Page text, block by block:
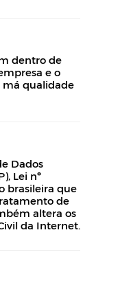
dentro de
e o
má qualidade
Dados
Lei nº
brasileira que
de
altera os
da Internet.